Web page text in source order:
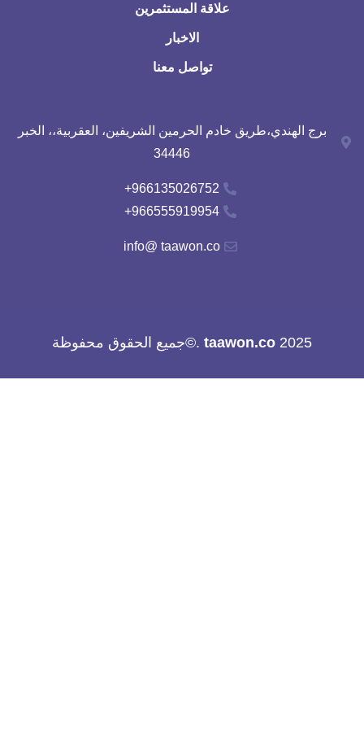
علاقة المستثمرين
الاخبار
تواصل معنا
برج الهندي،طريق خادم الحرمين الشريفين، العقربية،، الخبر
34446
966135026752+
966555919954+
info@ taawon.co
2025
taawon.co.©جميع الحقوق محفوظة